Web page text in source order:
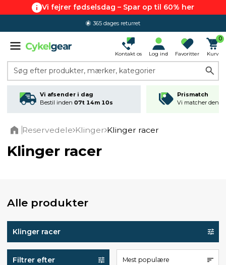
Vi fejrer fødselsdag – Spar op til 60% her
365 dages returret
Kontakt os Log ind Favoritter
0
Kurv
Søg efter produkter, mærker, kategorier
Vi afsender i dag
Bestil inden 07t 14m 09s
Prismatch
Vi matcher den
Reservedele Klinger Klinger racer
Klinger racer
Alle produkter
Klinger racer
Filtrer efter Mest populære